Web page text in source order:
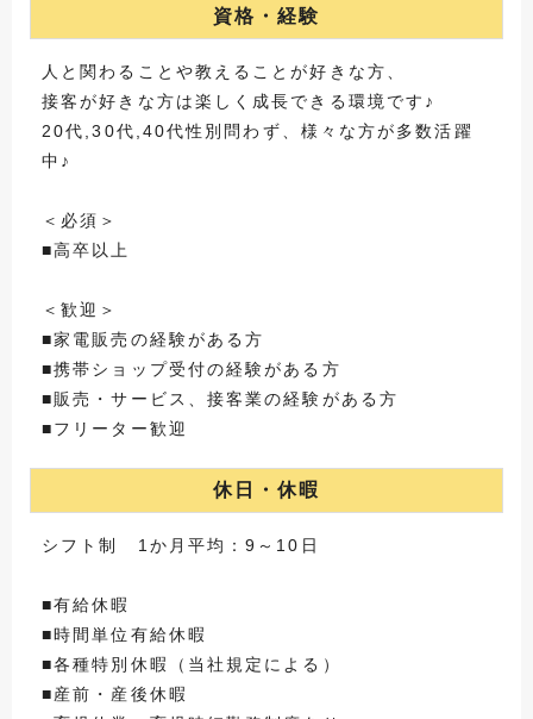
資格・経験
人と関わることや教えることが好きな方、
接客が好きな方は楽しく成長できる環境です♪
20代,30代,40代性別問わず、様々な方が多数活躍
中♪
＜必須＞
■高卒以上
＜歓迎＞
■家電販売の経験がある方
■携帯ショップ受付の経験がある方
■販売・サービス、接客業の経験がある方
■フリーター歓迎
休日・休暇
シフト制 1か月平均：9～10日
■有給休暇
■時間単位有給休暇
■各種特別休暇（当社規定による）
■産前・産後休暇